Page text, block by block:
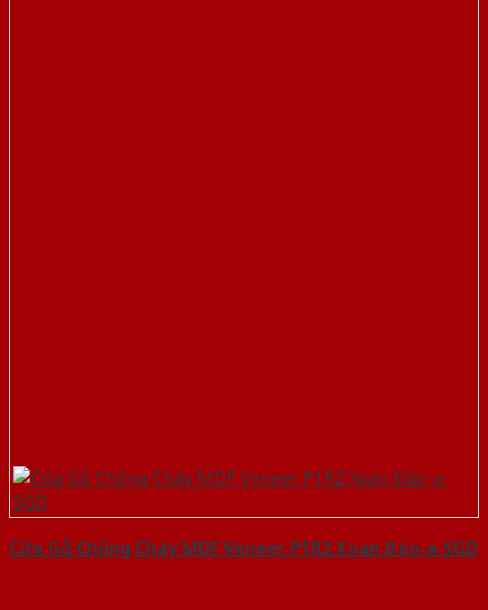
Cửa Gỗ Chống Cháy MDF Veneer P1R2 Xoan Đào-a-SGD